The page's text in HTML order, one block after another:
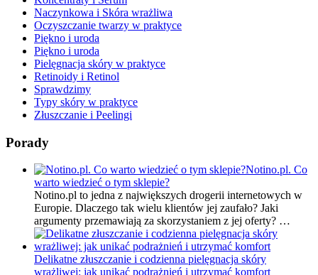
Naczynkowa i Skóra wrażliwa
Oczyszczanie twarzy w praktyce
Piękno i uroda
Piękno i uroda
Pielęgnacja skóry w praktyce
Retinoidy i Retinol
Sprawdzimy
Typy skóry w praktyce
Złuszczanie i Peelingi
Porady
Notino.pl. Co
warto wiedzieć o tym sklepie?
Notino.pl to jedna z największych drogerii internetowych w
Europie. Dlaczego tak wielu klientów jej zaufało? Jaki
argumenty przemawiają za skorzystaniem z jej oferty? …
Delikatne złuszczanie i codzienna pielęgnacja skóry
wrażliwej: jak unikać podrażnień i utrzymać komfort